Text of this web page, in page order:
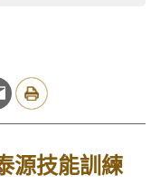
源技能訓練